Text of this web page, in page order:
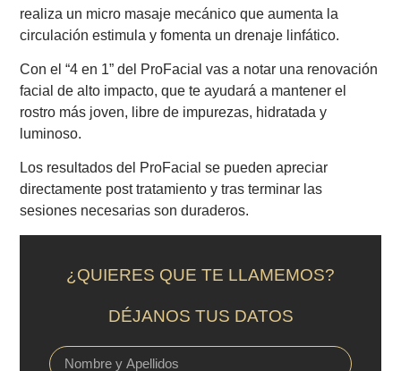
realiza un micro masaje mecánico que aumenta la
circulación estimula y fomenta un drenaje linfático.
Con el “4 en 1” del ProFacial vas a notar una renovación
facial de alto impacto, que te ayudará a mantener el
rostro más joven, libre de impurezas, hidratada y
luminoso.
Los resultados del ProFacial se pueden apreciar
directamente post tratamiento y tras terminar las
sesiones necesarias son duraderos.
¿QUIERES QUE TE LLAMEMOS?
DÉJANOS TUS DATOS